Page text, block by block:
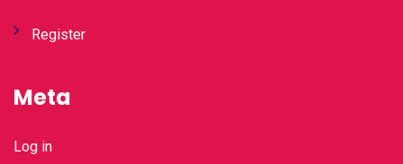
Register
Meta
Log in